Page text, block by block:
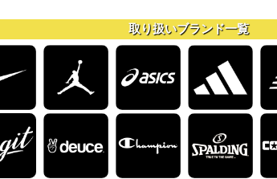
取り扱いブランド一覧